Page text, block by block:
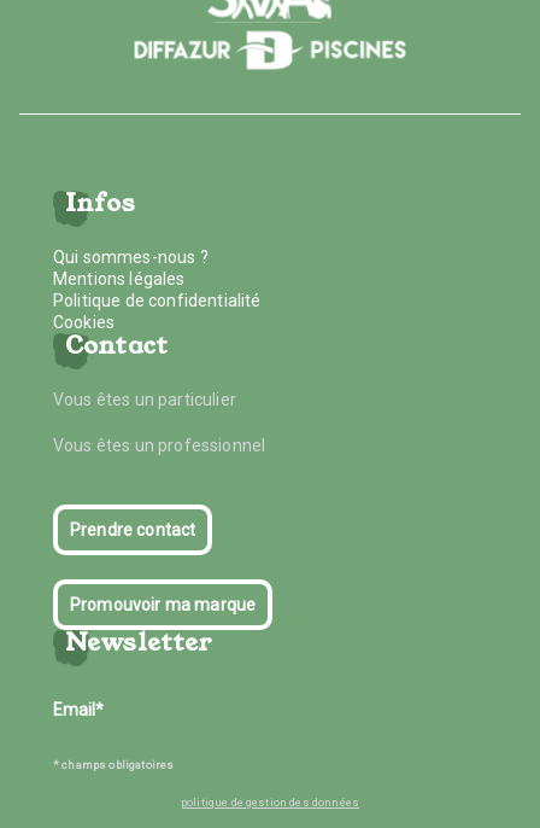
Infos
Qui sommes-nous ?
Mentions légales
Politique de confidentialité
Cookies
Contact
Vous êtes un particulier
Vous êtes un professionnel
Prendre contact
Promouvoir ma marque
Newsletter
* champs obligatoires
politique de gestion des données